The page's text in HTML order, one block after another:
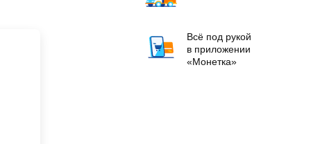
Всё под рукой
в приложении
«Монетка»